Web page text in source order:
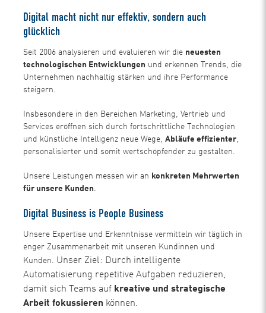
Digital macht nicht nur effektiv, sondern auch
glücklich
Seit 2006 analysieren und evaluieren wir die neuesten
technologischen Entwicklungen und erkennen Trends, die
Unternehmen nachhaltig stärken und ihre Performance
steigern.
Insbesondere in den Bereichen Marketing, Vertrieb und
Services eröffnen sich durch fortschrittliche Technologien
und künstliche Intelligenz neue Wege,Abläufe effizienter,
personalisierter und somit wertschöpfender zu gestalten.
Unsere Leistungen messen wir an konkreten Mehrwerten
für unsere Kunden.
Digital Business is People Business
Unsere Expertise und Erkenntnisse vermitteln wir täglich in
enger Zusammenarbeit mit unseren Kundinnen und
Kunden. Unser Ziel: Durch intelligente
Automatisierung repetitive Aufgaben reduzieren,
damit sich Teams auf kreative und strategische
Arbeit fokussieren können.